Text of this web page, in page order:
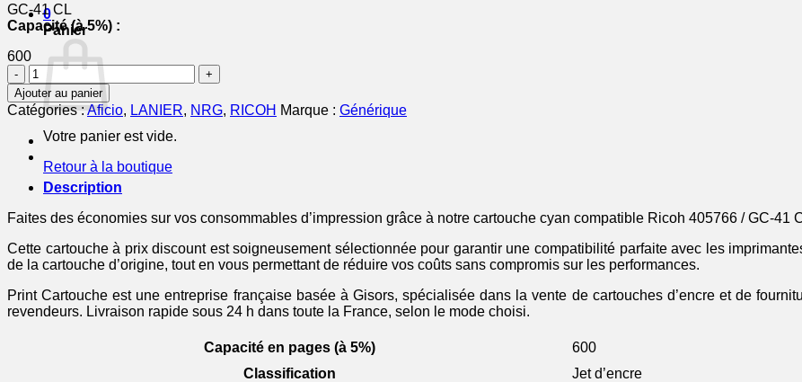
0
Panier
Votre panier est vide.
Retour à la boutique
GC-41 CL
Capacité (à 5%) :
600
quantité
de
405766
/
GC-
41
CL
-
compatible
-
cyan
Ajouter au panier
Catégories :Aficio, LANIER, NRG, RICOH Marque : Générique
Description
Faites des économies sur vos consommables d’impression grâce à notre cartouche cyan compatible Ricoh 405766 / GC-41
Cette cartouche à prix discount est soigneusement sélectionnée pour garantir une compatibilité parfaite avec les
de la cartouche d’origine, tout en vous permettant de réduire vos coûts sans compromis sur les performances.
Print Cartouche est une entreprise française basée à Gisors, spécialisée dans la vente de cartouches d’encre et de
revendeurs. Livraison rapide sous 24 h dans toute la France, selon le mode choisi.
Capacité en pages (à 5%)
600
Classification
Jet d’encre